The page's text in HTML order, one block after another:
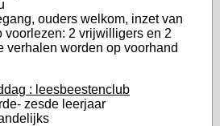
ouders welkom, inzet van
voorlezen: 2 vrijwilligers en 2
verhalen worden op voorhand
: leesbeestenclub
zesde leerjaar